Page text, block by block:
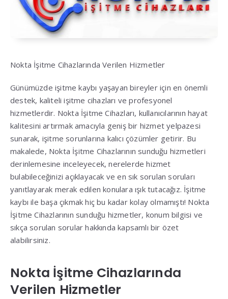
Nokta İşitme Cihazlarında Verilen Hizmetler
Günümüzde işitme kaybı yaşayan bireyler için en önemli
destek, kaliteli işitme cihazları ve profesyonel
hizmetlerdir. Nokta İşitme Cihazları, kullanıcılarının hayat
kalitesini artırmak amacıyla geniş bir hizmet yelpazesi
sunarak, işitme sorunlarına kalıcı çözümler getirir. Bu
makalede, Nokta İşitme Cihazlarının sunduğu hizmetleri
derinlemesine inceleyecek, nerelerde hizmet
bulabileceğinizi açıklayacak ve en sık sorulan soruları
yanıtlayarak merak edilen konulara ışık tutacağız. İşitme
kaybı ile başa çıkmak hiç bu kadar kolay olmamıştı! Nokta
İşitme Cihazlarının sunduğu hizmetler, konum bilgisi ve
sıkça sorulan sorular hakkında kapsamlı bir özet
alabilirsiniz.
Nokta İşitme Cihazlarında
Verilen Hizmetler